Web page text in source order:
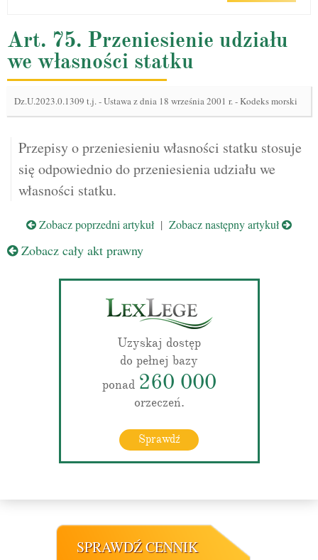
Art. 75. Przeniesienie udziału
we własności statku
Dz.U.2023.0.1309 t.j.-Ustawa z dnia 18 września 2001 r. - Kodeks morski
Przepisy o przeniesieniu własności statku stosuje
się odpowiednio do przeniesienia udziału we
własności statku.
Zobacz poprzedni artykuł | Zobacz następny artykuł
Zobacz cały akt prawny
Uzyskaj dostęp
do pełnej bazy
ponad 260 000
orzeczeń.
Sprawdź
SPRAWDŹ CENNIK